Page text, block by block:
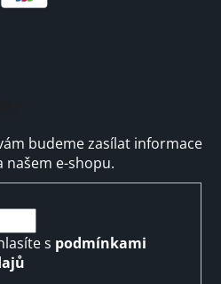
budeme zasílat informace
našem e-shopu.
s podmínkami